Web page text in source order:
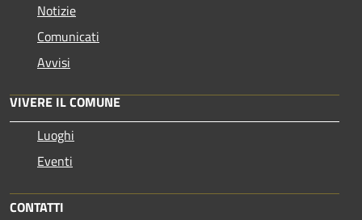
Notizie
Comunicati
Avvisi
VIVERE IL COMUNE
Luoghi
Eventi
CONTATTI